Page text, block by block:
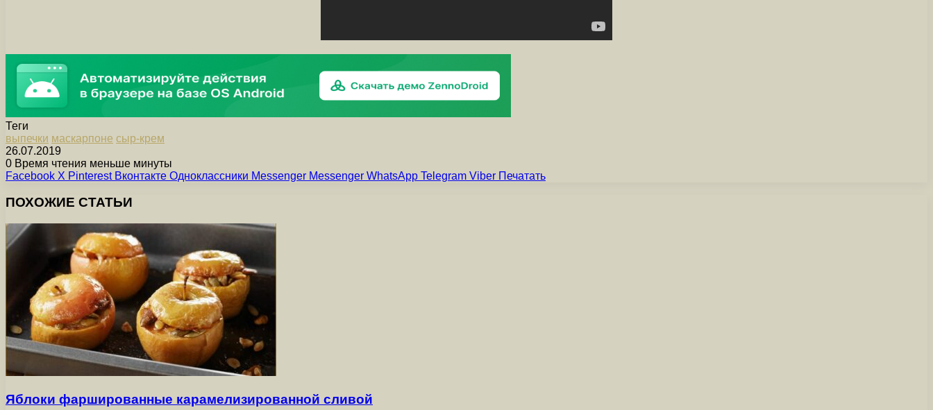
Теги
выпечки маскарпоне сыр-крем
26.07.2019
0 Время чтения меньше минуты
Facebook X Pinterest Вконтакте Одноклассники Messenger Messenger WhatsApp Telegram Viber Печатать
ПОХОЖИЕ СТАТЬИ
Яблоки фаршированные карамелизированной сливой